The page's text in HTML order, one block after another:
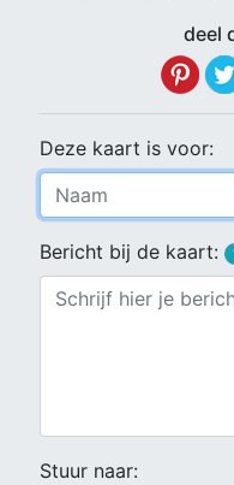
deel
Deze kaart is voor:
Bericht bij de kaart:
Stuur naar: